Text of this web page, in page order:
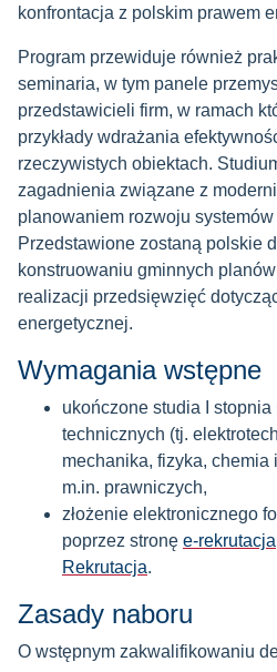
konfrontacja z polskim prawem
Program przewiduje również
seminaria, w tym panele
przedstawicieli firm, w ramach
przykłady wdrażania
rzeczywistych obiektach.
zagadnienia związane z
planowaniem rozwoju
Przedstawione zostaną polskie
konstruowaniu gminnych
realizacji przedsięwzięć
energetycznej.
Wymagania wstępne
ukończone studia I stopnia
technicznych (tj.
mechanika, fizyka, chemia
m.in. prawniczych,
złożenie elektronicznego
poprzez stronę e-rekrutacja
Rekrutacja.
Zasady naboru
O wstępnym zakwalifikowaniu